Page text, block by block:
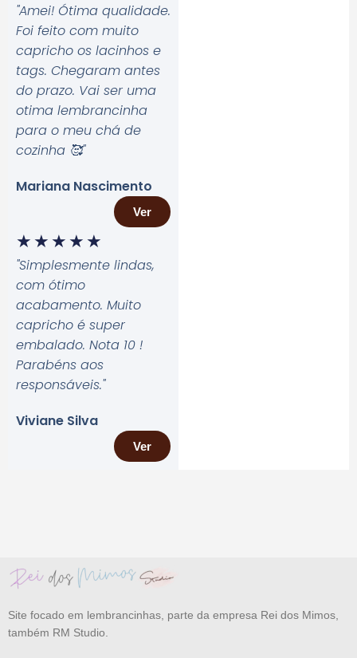
"Amei! Ótima qualidade.
Foi feito com muito
capricho os lacinhos e
tags. Chegaram antes
do prazo. Vai ser uma
otima lembrancinha
para o meu chá de
cozinha 🥰"
Mariana Nascimento
Ver
★ ★ ★ ★ ★
"Simplesmente lindas,
com ótimo
acabamento. Muito
capricho é super
embalado. Nota 10 !
Parabéns aos
responsáveis."
Viviane Silva
Ver
Site focado em lembrancinhas, parte da empresa Rei dos Mimos,
também RM Studio.